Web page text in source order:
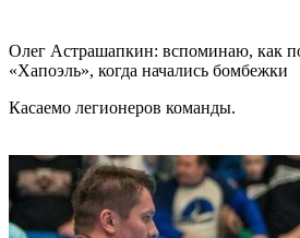
Олег Астрашапкин: вспоминаю, как
«Хапоэль», когда начались бомбежки
Касаемо легионеров команды.